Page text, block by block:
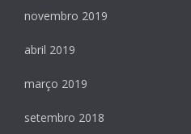
novembro 2019
abril 2019
março 2019
setembro 2018